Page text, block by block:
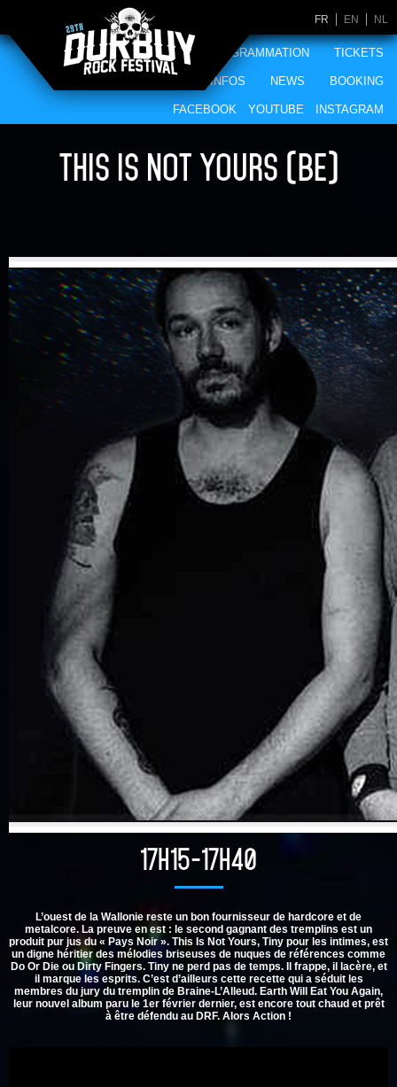
FR EN NL
ACCUEIL PROGRAMMATION TICKETS
INFOS NEWS BOOKING
FACEBOOK YOUTUBE INSTAGRAM
THIS IS NOT YOURS (BE)
17H15-17H40
L’ouest de la Wallonie reste un bon fournisseur de hardcore et de
metalcore. La preuve en est : le second gagnant des tremplins est un
produit pur jus du « Pays Noir ». This Is Not Yours, Tiny pour les intimes, est
un digne héritier des mélodies briseuses de nuques de références comme
Do Or Die ou Dirty Fingers. Tiny ne perd pas de temps. Il frappe, il lacère, et
il marque les esprits. C’est d’ailleurs cette recette qui a séduit les
membres du jury du tremplin de Braine-L’Alleud. Earth Will Eat You Again,
leur nouvel album paru le 1er février dernier, est encore tout chaud et prêt
à être défendu au DRF. Alors Action !